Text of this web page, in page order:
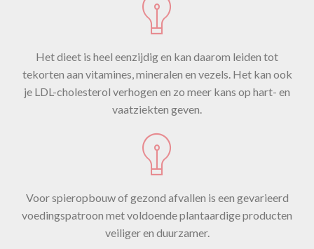
Het dieet is heel eenzijdig en kan daarom leiden tot
tekorten aan vitamines, mineralen en vezels. Het kan ook
je LDL-cholesterol verhogen en zo meer kans op hart- en
vaatziekten geven.
Voor spieropbouw of gezond afvallen is een gevarieerd
voedingspatroon met voldoende plantaardige producten
veiliger en duurzamer.